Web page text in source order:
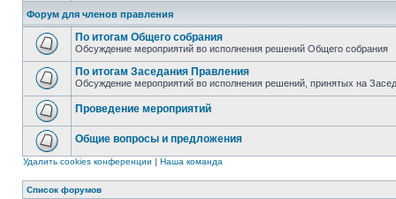
Форум для членов правления
По итогам Общего собрания
Обсуждение мероприятий во исполнения решений Общего собрания
По итогам Заседания Правления
Обсуждение мероприятий во исполнения решений, принятых на
Проведение мероприятий
Общие вопросы и предложения
Удалить cookies конференции | Наша команда
Список форумов